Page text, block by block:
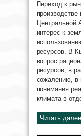
Переход к
Центральной
интерес к
ресурсов. В
вопрос
ресурсов, в
сожалению, в
понимания
климата в
Читать